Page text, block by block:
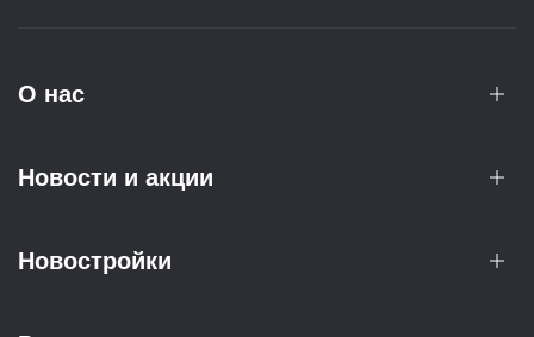
О нас
Новости и акции
Новостройки